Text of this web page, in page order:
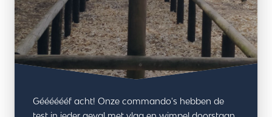
Gééééééf acht! Onze commando's hebben de